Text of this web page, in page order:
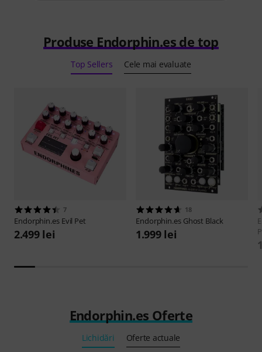
Produse Endorphin.es de top
Top Sellers Cele mai evaluate
7
Endorphin.es Evil Pet
2.499 lei
18
Endorphin.es Ghost Black
1.999 lei
Endorphin.es Oferte
Lichidări Oferte actuale